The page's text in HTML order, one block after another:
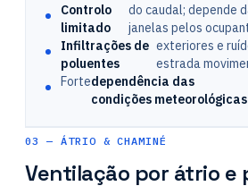
Controlo
limitado
do caudal; depende
janelas pelos
Infiltrações de
poluentes
exteriores e
estrada
Fortedependência das
condições meteorológicas
03 — ÁTRIO & CHAMINÉ
Ventilação por átrio e